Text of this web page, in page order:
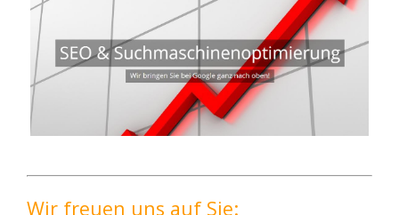
Wir freuen uns auf Sie: